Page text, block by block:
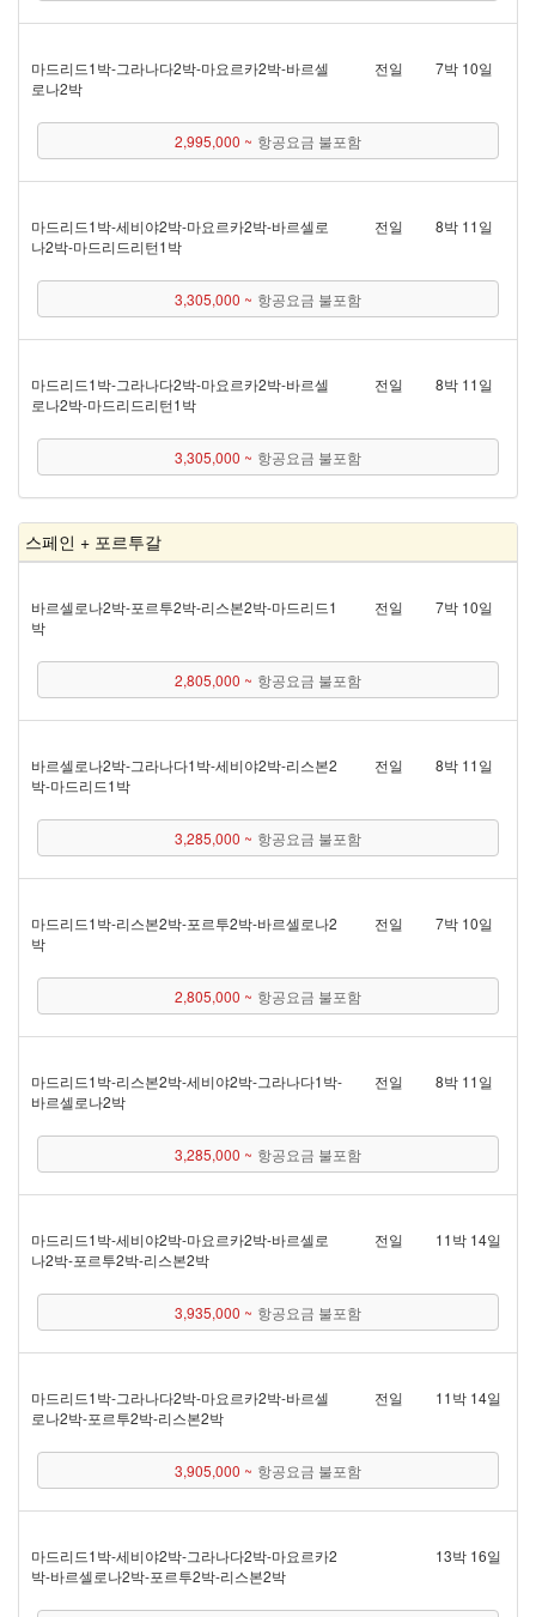
마드리드 1박 - 그라나다 2박 - 마요르카 2박 - 바르셀
로나 2박
전일 7박 10일
2,995,000 ~ 항공요금 불포함
마드리드 1박 - 세비야 2박 - 마요르카 2박 - 바르셀로
나 2박 - 마드리드리턴 1박
전일 8박 11일
3,305,000 ~ 항공요금 불포함
마드리드 1박 - 그라나다 2박 - 마요르카 2박 - 바르셀
로나 2박 - 마드리드리턴 1박
전일 8박 11일
3,305,000 ~ 항공요금 불포함
스페인 + 포르투갈
바르셀로나 2박 - 포르투 2박 - 리스본 2박 - 마드리드 1
박
전일 7박 10일
2,805,000 ~ 항공요금 불포함
바르셀로나 2박 - 그라나다 1박 - 세비야 2박 - 리스본 2
박 - 마드리드 1박
전일 8박 11일
3,285,000 ~ 항공요금 불포함
마드리드 1박 - 리스본 2박 - 포르투 2박 - 바르셀로나 2
박
전일 7박 10일
2,805,000 ~ 항공요금 불포함
마드리드 1박 - 리스본 2박 - 세비야 2박 - 그라나다 1박 -
바르셀로나 2박
전일 8박 11일
3,285,000 ~ 항공요금 불포함
마드리드 1박 - 세비야 2박 - 마요르카 2박 - 바르셀로
나 2박 - 포르투 2박 - 리스본 2박
전일 11박 14일
3,935,000 ~ 항공요금 불포함
마드리드 1박 - 그라나다 2박 - 마요르카 2박 - 바르셀
로나 2박 - 포르투 2박 - 리스본 2박
전일 11박 14일
3,905,000 ~ 항공요금 불포함
마드리드 1박 - 세비야 2박 - 그라나다 2박 - 마요르카 2
박 - 바르셀로나 2박 - 포르투 2박 - 리스본 2박
13박 16일